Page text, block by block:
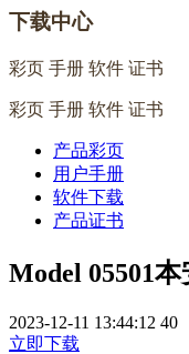
下载中心
彩页 手册 软件 证书
彩页 手册 软件 证书
产品彩页
用户手册
软件下载
产品证书
Model 05501
2023-12-11 13:44:12 40
立即下载